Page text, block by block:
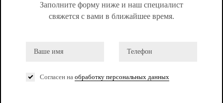
Заполните форму ниже и наш специалист
свяжется с вами в ближайшее время.
Согласен на обработку персональных данных